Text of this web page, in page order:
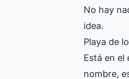
No hay
idea.
Playa de
Está en el
nombre,